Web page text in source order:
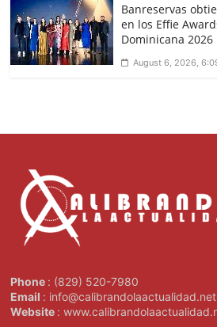
Banreservas
en los Effie
Dominicana 2026
August 6, 2026,
Phone : (829) 520-7980
Email : info@calibrandolaactualidad.net
Website :